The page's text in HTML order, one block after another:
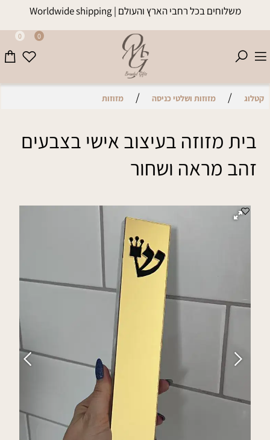
משלוחים בכל רחבי הארץ והעולם | Worldwide shipping
0 0
קטלוג / מזוזות ושלטי כניסה / מזוזות
בית מזוזה בעיצוב אישי בצבעים
זהב מראה ושחור